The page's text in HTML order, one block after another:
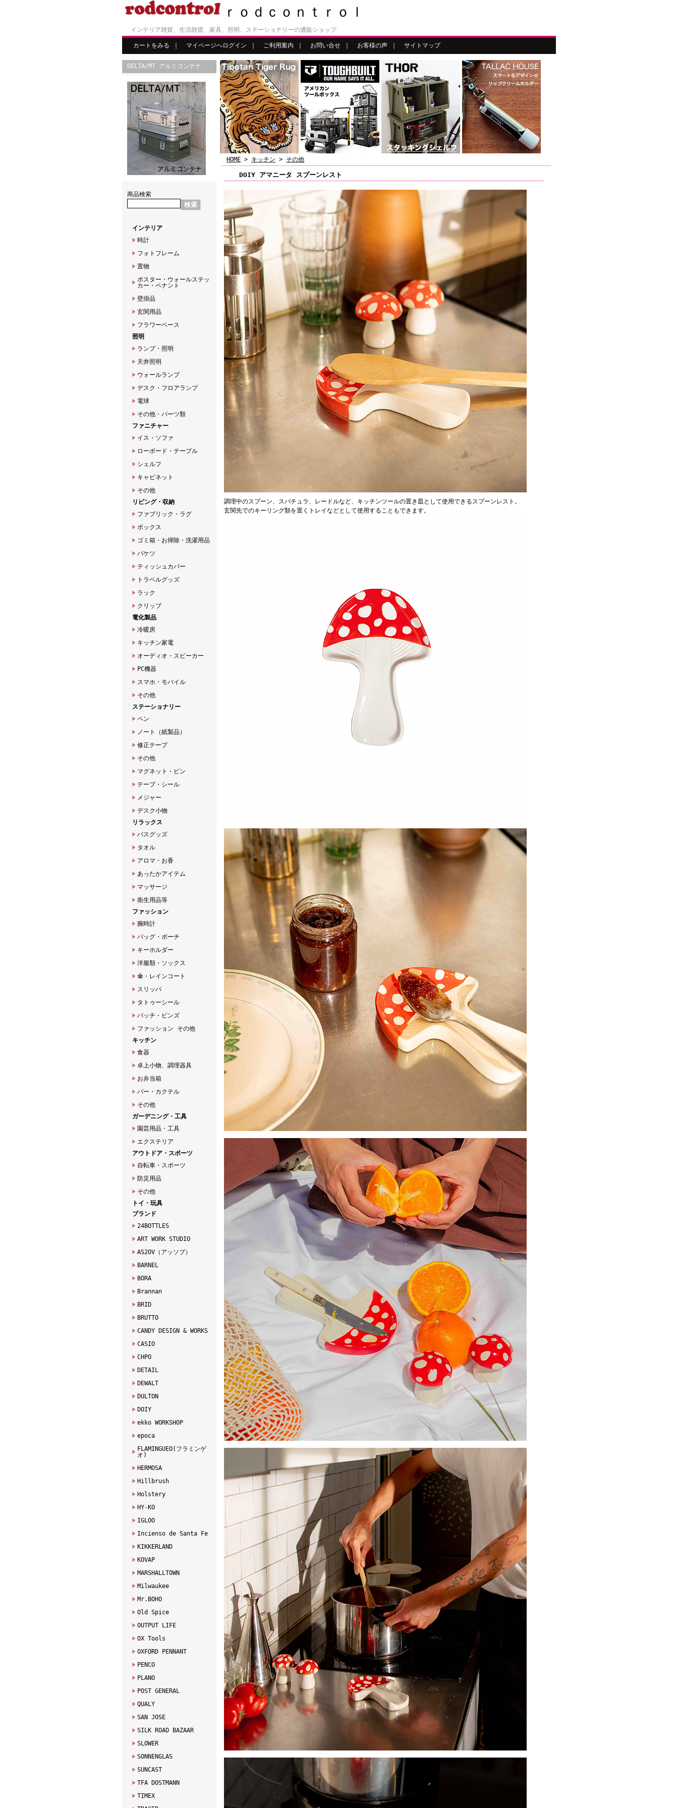
ｒｏｄｃｏｎｔｒｏｌ
インテリア雑貨、生活雑貨、家具、照明、ステーショナリーの通販ショップ
カートをみる マイページへログイン ご利用案内 お問い合せ お客様の声 サイトマップ
DELTA/MT アルミコンテナ
商品検索
インテリア
時計
フォトフレーム
置物
ポスター・ウォールステッ
カー・ペナント
壁掛品
玄関用品
フラワーベース
照明
ランプ・照明
天井照明
ウォールランプ
デスク・フロアランプ
電球
その他・パーツ類
ファニチャー
イス・ソファ
ローボード・テーブル
シェルフ
キャビネット
その他
リビング・収納
ファブリック・ラグ
ボックス
ゴミ箱・お掃除・洗濯用品
バケツ
ティッシュカバー
トラベルグッズ
ラック
クリップ
電化製品
冷暖房
キッチン家電
オーディオ・スピーカー
PC機器
スマホ・モバイル
その他
ステーショナリー
ペン
ノート（紙製品）
修正テープ
その他
マグネット・ピン
テープ・シール
メジャー
デスク小物
リラックス
バスグッズ
タオル
アロマ・お香
あったかアイテム
マッサージ
衛生用品等
ファッション
腕時計
バッグ・ポーチ
キーホルダー
洋服類・ソックス
傘・レインコート
スリッパ
タトゥーシール
パッチ・ピンズ
ファッション その他
キッチン
食器
卓上小物、調理器具
お弁当箱
バー・カクテル
その他
ガーデニング・工具
園芸用品・工具
エクステリア
アウトドア・スポーツ
自転車・スポーツ
防災用品
その他
トイ・玩具
ブランド
24BOTTLES
ART WORK STUDIO
AS2OV（アッソブ）
BARNEL
BORA
Brannan
BRID
BRUTTO
CANDY DESIGN & WORKS
CASIO
CHPO
DETAIL
DEWALT
DULTON
DOIY
ekko WORKSHOP
epoca
FLAMINGUEO(フラミンゲ
オ)
HERMOSA
Hillbrush
Holstery
HY-KO
IGLOO
Incienso de Santa Fe
KIKKERLAND
KOVAP
MARSHALLTOWN
Milwaukee
Mr.BOHO
Old Spice
OUTPUT LIFE
OX Tools
OXFORD PENNANT
PENCO
PLANO
POST GENERAL
QUALY
SAN JOSE
SILK ROAD BAZAAR
SLOWER
SONNENGLAS
SUNCAST
TFA DOSTMANN
TIMEX
HOME > キッチン > その他
DOIY アマニータ スプーンレスト
調理中のスプーン、スパチュラ、レードルなど、キッチンツールの置き皿として使用できるスプーンレスト。
玄関先でのキーリング類を置くトレイなどとして使用することもできます。